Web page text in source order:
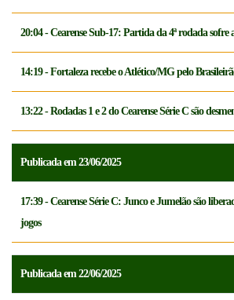
20:04 - Cearense Sub-17: Partida da 4ª rodada sofre
14:19 - Fortaleza recebe o Atlético/MG pelo
13:22 - Rodadas 1 e 2 do Cearense Série C são
Publicada em 23/06/2025
17:39 - Cearense Série C: Junco e Jumelão são
jogos
Publicada em 22/06/2025